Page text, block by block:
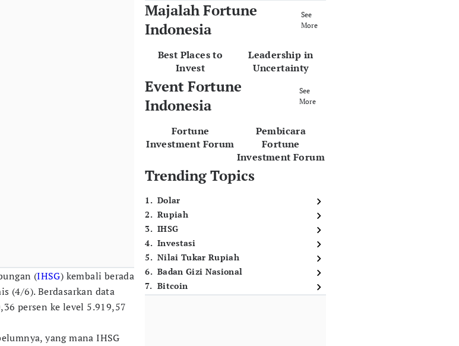
(IHSG) kembali berada
(4/6). Berdasarkan data
persen ke level 5.919,57
yang mana IHSG
Majalah Fortune
Indonesia
See
More
Best Places to
Invest
Leadership in
Uncertainty
Event Fortune
Indonesia
See
More
Fortune
Investment Forum
Pembicara
Fortune
Investment Forum
Trending Topics
1. Dolar
2. Rupiah
3. IHSG
4. Investasi
5. Nilai Tukar Rupiah
6. Badan Gizi Nasional
7. Bitcoin